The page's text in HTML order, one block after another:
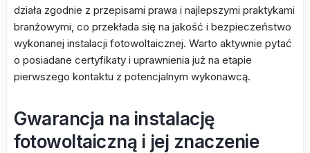
działa zgodnie z przepisami prawa i najlepszymi praktykami
branżowymi, co przekłada się na jakość i bezpieczeństwo
wykonanej instalacji fotowoltaicznej. Warto aktywnie pytać
o posiadane certyfikaty i uprawnienia już na etapie
pierwszego kontaktu z potencjalnym wykonawcą.
Gwarancja na instalację
fotowoltaiczną i jej znaczenie